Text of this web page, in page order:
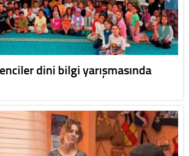
dini bilgi yarışmasında